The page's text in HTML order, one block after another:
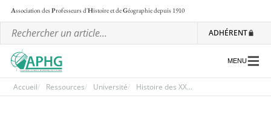
Association desProfesseurs d'Histoire et deGéographiedepuis 1910
ADHÉRENT
MENU
Accueil Ressources Université Histoire des XX...